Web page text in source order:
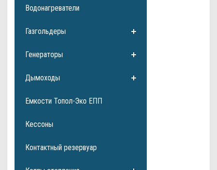
Водонагреватели
Газгольдеры
Генераторы
Дымоходы
Емкости Топол-Эко ЕПП
Кессоны
Контактный резервуар